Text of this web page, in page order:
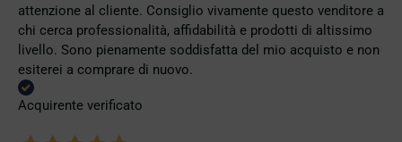
attenzione al cliente. Consiglio vivamente questo venditore a
chi cerca professionalità, affidabilità e prodotti di altissimo
livello. Sono pienamente soddisfatta del mio acquisto e non
esiterei a comprare di nuovo.
Acquirente verificato